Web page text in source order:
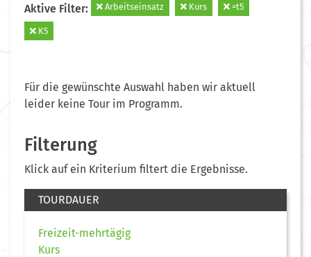
Aktive Filter: Arbeitseinsatz Kurs =t5
K5
Für die gewünschte Auswahl haben wir aktuell
leider keine Tour im Programm.
Filterung
Klick auf ein Kriterium filtert die Ergebnisse.
TOURDAUER
Freizeit-mehrtägig
Kurs